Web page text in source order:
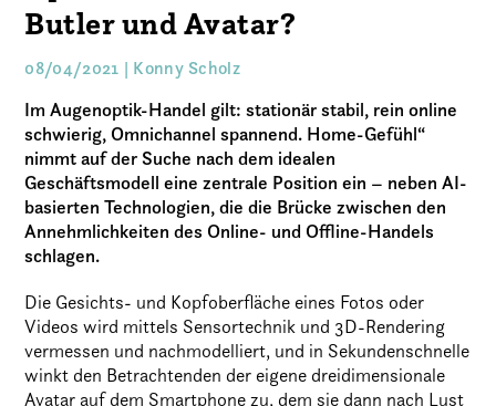
Butler und Avatar?
08/04/2021 | Konny Scholz
Im Augenoptik-Handel gilt: stationär stabil, rein online
schwierig, Omnichannel spannend. Home-Gefühl“
nimmt auf der Suche nach dem idealen
Geschäftsmodell eine zentrale Position ein – neben AI-
basierten Technologien, die die Brücke zwischen den
Annehmlichkeiten des Online- und Offline-Handels
schlagen.
Die Gesichts- und Kopfoberfläche eines Fotos oder
Videos wird mittels Sensortechnik und 3D-Rendering
vermessen und nachmodelliert, und in Sekundenschnelle
winkt den Betrachtenden der eigene dreidimensionale
Avatar auf dem Smartphone zu, dem sie dann nach Lust